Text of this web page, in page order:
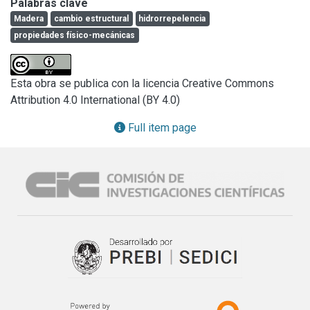
modifican la química y estructura de la madera, otorgando
hidrorrepelencia debido a la pérdida estructural de las
fibras de la madera, lo cual impide que se produzca el
fenómeno de capilaridad, manteniendo su resistencia
mecánica y estabilidad dimensional. Por lo tanto, el
tratamiento resultó útil para proteger la madera para nuevas
construcciones como así también para la consolidación y
protección de maderas que componen bienes de
Palabras clave
Madera cambio estructural
hidrorrepelencia
propiedades físico-mecánicas
Esta obra se publica con la licencia Creative Commons
Attribution 4.0 International (BY 4.0)
Full item page